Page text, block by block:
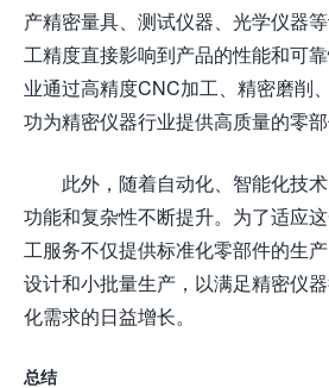
产精密量具、测试仪器、光学仪器
工精度直接影响到产品的性能和可
业通过高精度CNC加工、精密磨削
功为精密仪器行业提供高质量的零部
此外，随着自动化、智能化技
功能和复杂性不断提升。为了适应
工服务不仅提供标准化零部件的生
设计和小批量生产，以满足精密仪
化需求的日益增长。
总结